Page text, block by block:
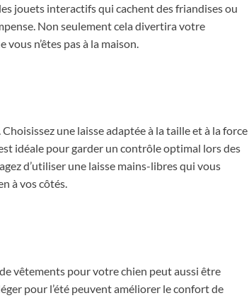
jouets interactifs qui cachent des friandises ou
Non seulement cela divertira votre
n’êtes pas à la maison.
une laisse adaptée à la taille et à la force
idéale pour garder un contrôle optimal lors des
d’utiliser une laisse mains-libres qui vous
à vos côtés.
vêtements pour votre chien peut aussi être
pour l’été peuvent améliorer le confort de